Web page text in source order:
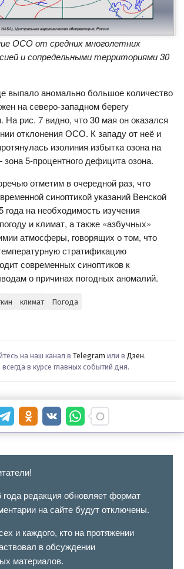
ОСО от средних многолетних
и сопредельными территориями 30
выпало аномально большое количество
на северо-западном берегу
На рис. 7 видно, что 30 мая он оказался
отклонения ОСО. К западу от неё и
изолиния избытка озона на
5-процентного дефицита озона.
отметим в очередной раз, что
синоптикой указаний Венской
года на необходимость изучения
и климат, а также «азбучных»
атмосферы, говорящих о том, что
стратификацию
современных синоптиков к
о причинах погодных аномалий.
климат Погода
на наш канал в Telegram или в Дзен.
в курсе главных событий дня.
редакция обновляет формат
на сайте будут отключены.
и каждого, кто на протяжении
в обсуждении
материалов.